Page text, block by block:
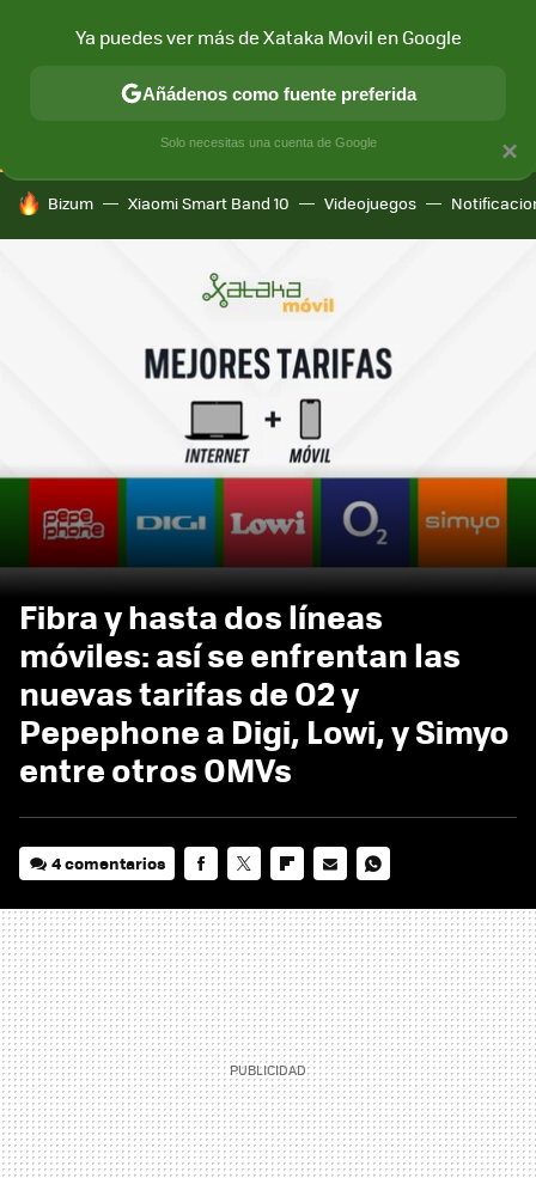
CONECTIVIDAD MÓVIL Y SOCIEDAD APLICACIONES
HOY SE HABLA DE
Bizum Xiaomi Smart Band 10 Videojuegos
Fibra y hasta dos líneas
móviles: así se enfrentan las
nuevas tarifas de O2 y
Pepephone a Digi, Lowi, y Simyo
entre otros OMVs
4 comentarios
MAIL
×
Ya puedes ver más de Xataka Movil en Google
Añádenos como fuente preferida
Solo necesitas una cuenta de Google